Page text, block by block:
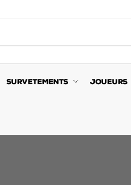
SURVETEMENTS JOUEURS